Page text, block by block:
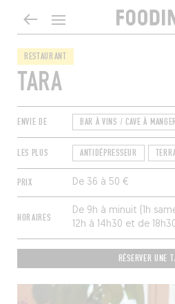
RESTAURANT
TARA
ENVIE DE BAR À VINS / CAVE À
LES PLUS ANTIDÉPRESSEUR
PRIX De 36 à 50 €
HORAIRES
​​​​​De 9h à minuit (1h
12h à 14h30 et de
Fermé dimanche et
RÉSERVER UNE